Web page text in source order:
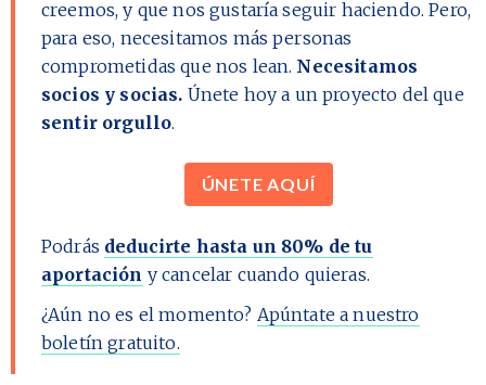
creemos, y que nos gustaría seguir haciendo. Pero,
para eso, necesitamos más personas
comprometidas que nos lean. Necesitamos
socios y socias. Únete hoy a un proyecto del que
sentir orgullo.
ÚNETE AQUÍ
Podrás deducirte hasta un 80% de tu
aportación y cancelar cuando quieras.
¿Aún no es el momento? Apúntate a nuestro
boletín gratuito.